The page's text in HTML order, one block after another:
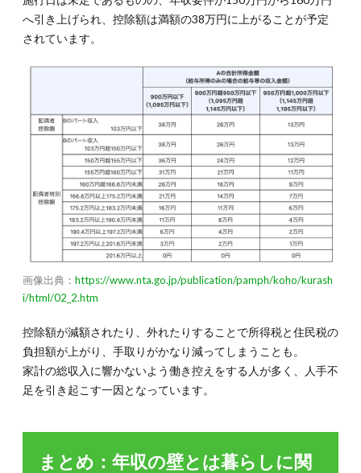
へ引き上げられ、控除額は満額の38万円に上がることが予定
されています。
画像出典： https://www.nta.go.jp/publication/pamph/koho/kurash
i/html/02_2.htm
控除額が減額されたり、外れたりすることで所得税と住民税の
負担額が上がり、手取りがかなり減ってしまうことも。
家計の総収入に響かないよう働き控えをする人が多く、人手不
足を引き起こす一因となっています。
まとめ：年収の壁とは暮らしに関